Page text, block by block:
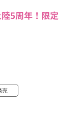
5周年！限定
売